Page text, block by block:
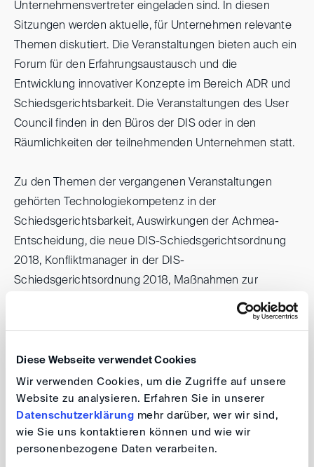
Diese Webseite verwendet Cookies
Wir verwenden Cookies, um die Zugriffe auf unsere
Website zu analysieren. Erfahren Sie in unserer
Datenschutzerklärung mehr darüber, wer wir sind,
wie Sie uns kontaktieren können und wie wir
personenbezogene Daten verarbeiten.
Unternehmensvertreter eingeladen sind. In diesen
Sitzungen werden aktuelle, für Unternehmen relevante
Themen diskutiert. Die Veranstaltungen bieten auch ein
Forum für den Erfahrungsaustausch und die
Entwicklung innovativer Konzepte im Bereich ADR und
Schiedsgerichtsbarkeit. Die Veranstaltungen des User
Council finden in den Büros der DIS oder in den
Räumlichkeiten der teilnehmenden Unternehmen statt.
Zu den Themen der vergangenen Veranstaltungen
gehörten Technologiekompetenz in der
Schiedsgerichtsbarkeit, Auswirkungen der Achmea-
Entscheidung, die neue DIS-Schiedsgerichtsordnung
2018, Konfliktmanager in der DIS-
Schiedsgerichtsordnung 2018, Maßnahmen zur
Steigerung der Prozesseffizienz, Interessenkonflikte
aus institutioneller Sicht und Streitbeilegungsklauseln.
Die Veranstaltungen des User Council werden hier
angekündigt:
Veranstaltungen